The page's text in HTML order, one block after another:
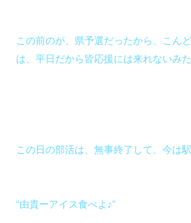
この前のが、県予選だったから、こん
は、平日だから皆応援には来れないみた
この日の部活は、無事終了して、今は
“由貴ーアイス食べよ♪”